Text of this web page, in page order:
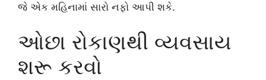
જે એક મહિનામાં સારો નફો આપી શકે.
ઓછા રોકાણથી વ્યવસાય
શરૂ કરવો